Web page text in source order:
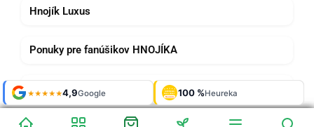
Hnojík Luxus
Ponuky pre fanúšikov HNOJÍKA
Sadenie paprík s Hnojíkom
★★★★★4,9Google OVĚŘENO
ZÁKAZNÍKY
Heureka 100 %Heureka
Shop roku'24 + '25 Galerie925 fotek
★★★★★4,9Google OVĚŘENO
ZÁKAZNÍKY
Heureka 100 %Heureka
Shop roku'24 + '25 Galerie925 fotek